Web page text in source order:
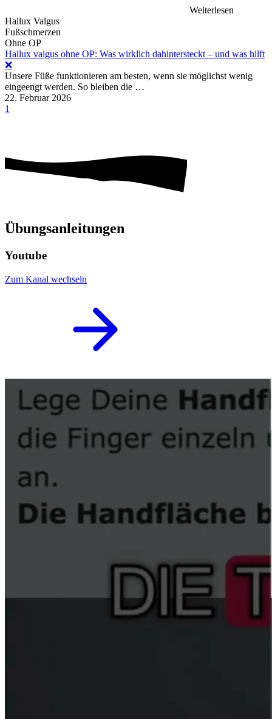
Weiterlesen
Hallux Valgus
Fußschmerzen
Ohne OP
Hallux valgus ohne OP: Was wirklich dahintersteckt – und was hilft
❌
Unsere Füße funktionieren am besten, wenn sie möglichst wenig
eingeengt werden. So bleiben die …
22. Februar 2026
1
Übungsanleitungen
Youtube
Zum Kanal wechseln